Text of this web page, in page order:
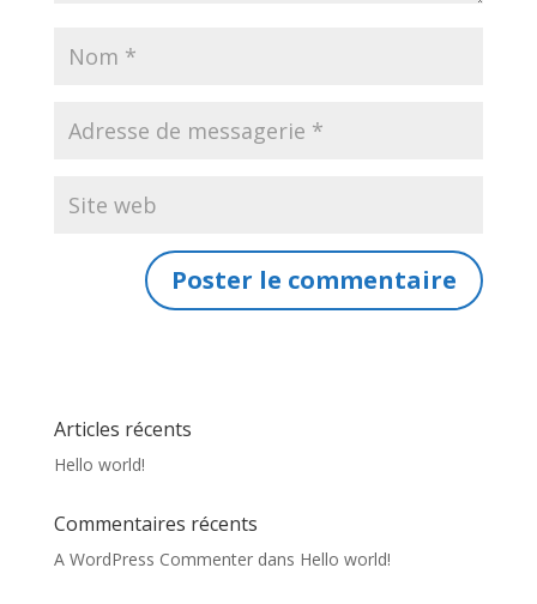
Articles récents
Hello world!
Commentaires récents
A WordPress Commenterdans Hello world!